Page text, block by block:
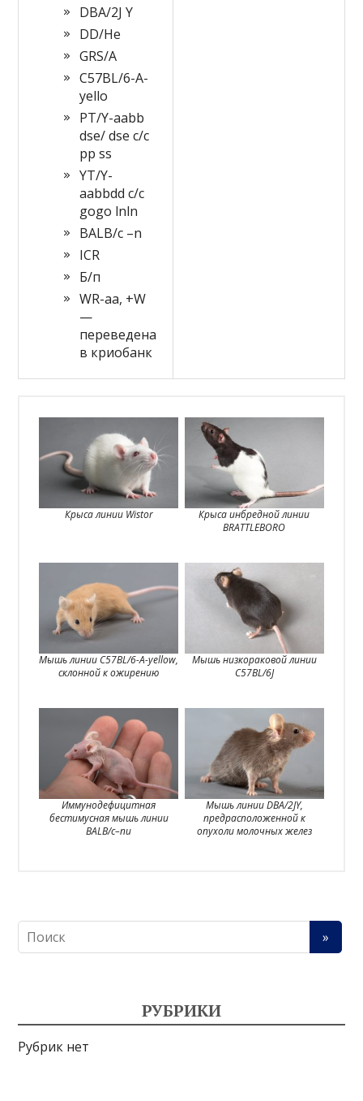
DBA/2J Y
DD/He
GRS/A
C57BL/6-A-
yello
PT/Y-aabb
dse/ dse c/c
pp ss
YT/Y-
aabbdd c/c
gogo lnln
BALB/c –n
ICR
Б/п
WR-aa, +W
—
переведена
в криобанк
Крыса линии Wistor
Крыса инбредной линии
BRATTLEBORO
Мышь линии C57BL/6-A-yellow,
склонной к ожирению
Мышь низкораковой линии
C57BL/6J
Иммунодефицитная
бестимусная мышь линии
BALB/c–nu
Мышь линии DBA/2JY,
предрасположенной к
опухоли молочных желез
РУБРИКИ
Рубрик нет